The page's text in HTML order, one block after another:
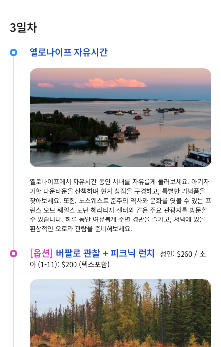
3일차
옐로나이프 자유시간
옐로나이프에서 자유시간 동안 시내를 자유롭게 둘러보세요. 아기자
기한 다운타운을 산책하며 현지 상점을 구경하고, 특별한 기념품을
찾아보세요. 또한, 노스웨스트 준주의 역사와 문화를 엿볼 수 있는 프
린스 오브 웨일스 노던 헤리티지 센터와 같은 주요 관광지를 방문할
수 있습니다. 하루 동안 여유롭게 주변 경관을 즐기고, 저녁에 있을
환상적인 오로라 관람을 준비해보세요.
[옵션] 버팔로 관찰 + 피크닉 런치
성인: $260 / 소
아 (1-11): $200 (텍스포함)